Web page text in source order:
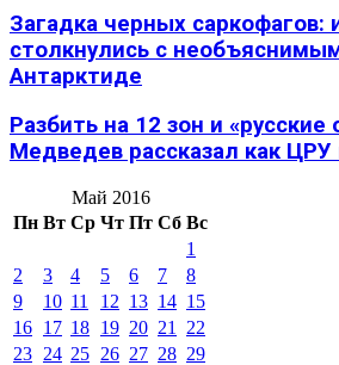
Загадка черных саркофагов:
столкнулись с
Антарктиде
Разбить на 12 зон и «русские
Медведев рассказал как ЦРУ
Май 2016
Пн Вт Ср Чт Пт Сб Вс
1
2
3 4 5 6 7
8
9
10 11 12 13 14 15
16 17 18 19 20 21
22
23 24 25 26 27 28 29